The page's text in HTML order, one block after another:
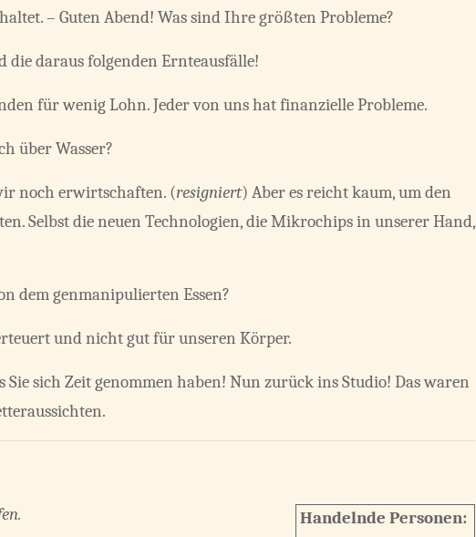
– Guten Abend! Was sind Ihre größten Probleme?
die daraus folgenden Ernteausfälle!
für wenig Lohn. Jeder von uns hat finanzielle Probleme.
über Wasser?
noch erwirtschaften. (resigniert) Aber es reicht kaum, um den
Selbst die neuen Technologien, die Mikrochips in unserer Hand,
dem genmanipulierten Essen?
und nicht gut für unseren Körper.
sich Zeit genommen haben! Nun zurück ins Studio! Das waren
Handelnde Personen: